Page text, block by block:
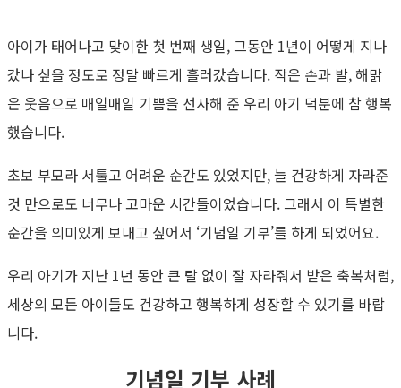
아이가 태어나고 맞이한 첫 번째 생일, 그동안 1년이 어떻게 지나
갔나 싶을 정도로 정말 빠르게 흘러갔습니다. 작은 손과 발, 해맑
은 웃음으로 매일매일 기쁨을 선사해 준 우리 아기 덕분에 참 행복
했습니다.
초보 부모라 서툴고 어려운 순간도 있었지만, 늘 건강하게 자라준
것 만으로도 너무나 고마운 시간들이었습니다. 그래서 이 특별한
순간을 의미있게 보내고 싶어서 ‘기념일 기부’를 하게 되었어요.
우리 아기가 지난 1년 동안 큰 탈 없이 잘 자라줘서 받은 축복처럼,
세상의 모든 아이들도 건강하고 행복하게 성장할 수 있기를 바랍
니다.
기념일 기부 사례